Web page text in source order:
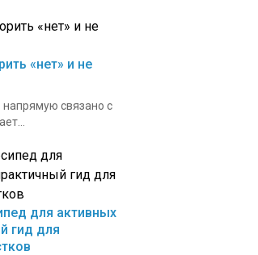
«нет» и не
напрямую связано с
для активных
гид для